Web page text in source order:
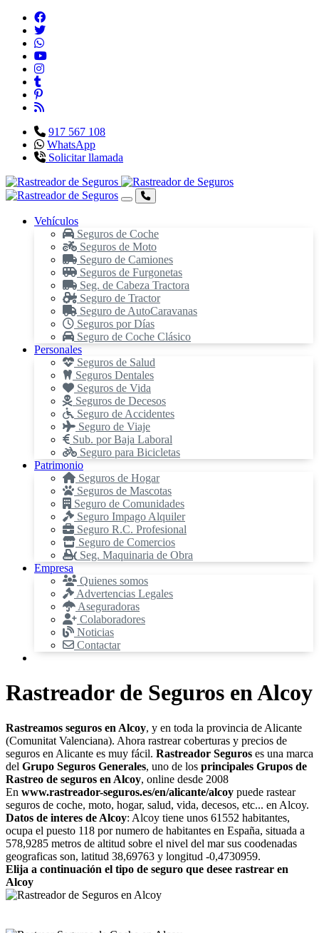
917 567 108
WhatsApp
Solicitar llamada
Vehículos
Seguros de Coche
Seguros de Moto
Seguro de Camiones
Seguros de Furgonetas
Seg. de Cabeza Tractora
Seguro de Tractor
Seguro de AutoCaravanas
Seguros por Días
Seguro de Coche Clásico
Personales
Seguros de Salud
Seguros Dentales
Seguros de Vida
Seguros de Decesos
Seguro de Accidentes
Seguro de Viaje
Sub. por Baja Laboral
Seguro para Bicicletas
Patrimonio
Seguros de Hogar
Seguros de Mascotas
Seguro de Comunidades
Seguro Impago Alquiler
Seguro R.C. Profesional
Seguro de Comercios
Seg. Maquinaria de Obra
Empresa
Quienes somos
Advertencias Legales
Aseguradoras
Colaboradores
Noticias
Contactar
Rastreador de Seguros en Alcoy
Rastreamos seguros en Alcoy, y en toda la provincia de Alicante
(Comunitat Valenciana). Ahora rastrear coberturas y precios de
seguros en Alicante es muy fácil. Rastreador Seguros es una marca
del Grupo Seguros Generales, uno de los principales Grupos de
Rastreo de seguros en Alcoy, online desde 2008
En www.rastreador-seguros.es/en/alicante/alcoy puede rastear
seguros de coche, moto, hogar, salud, vida, decesos, etc... en Alcoy.
Datos de interes de Alcoy: Alcoy tiene unos 61552 habitantes,
ocupa el puesto 118 por numero de habitantes en España, situada a
578,9285 metros de altitud sobre el nivel del mar sus coodenadas
geograficas son, latitud 38,69763 y longitud -0,4730959.
Elija a continuación el tipo de seguro que desee rastrear en
Alcoy